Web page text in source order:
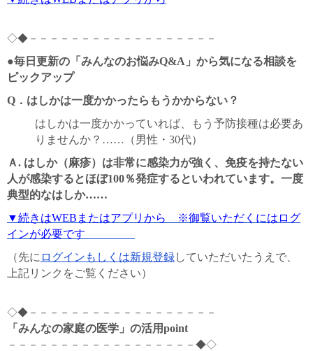
◇◆－－－－－－－－－－－－－－－－－－
●毎日更新の「みんなのお悩みQ&A」から気になる相談を
ピックアップ
Q． はしかは一度かかったらもうかからない？
はしかは一度かかっていれば、もう予防接種は必要あ
りませんか？……（男性・30代）
Ａ. はしか（麻疹）は非常に感染力が強く、免疫を持たない
人が感染するとほぼ100％発症するといわれています。一度
典型的なはしか……
▼続きはWEBまたはアプリから ※御覧いただくにはログ
インが必要です
（先に ログインもしくは新規登録していただいたうえで、
上記リンクをご覧ください）
◇◆－－－－－－－－－－－－－－－－－－
「みんなの家庭の医学」の活用point
－－－－－－－－－－－－－－－－－－◆◇